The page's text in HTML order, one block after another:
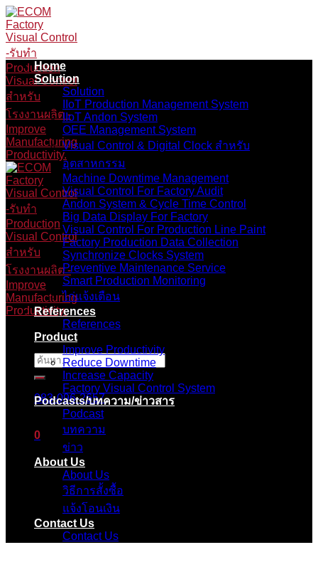
Skip
to
content
ค้นหา:
083-096-2657
0
ตะกร้าสินค้า
ไม่มีสินค้าในตะกร้า
Home
Solution
Solution
IIoT Production Management System
IIoT Andon System
OEE Management System
Visual Control & Digital Clock สำหรับ
อุตสาหกรรม
Machine Downtime Management
Visual Control For Factory Audit
Andon System & Cycle Time Control
Big Data Display For Factory
Visual Control For Production Line Paint
Factory Production Data Collection
Synchronize Clocks System
Preventive Maintenance Service
Smart Production Monitoring
ไก่แจ้งเตือน
References
References
Product
Improve Productivity
Reduce Downtime
Increase Capacity
Factory Visual Control System
Podcasts/บทความ/ข่าวสาร
Podcast
บทความ
ข่าว
About Us
About Us
วิธีการสั้งซื้อ
แจ้งโอนเงิน
Contact Us
Contact Us